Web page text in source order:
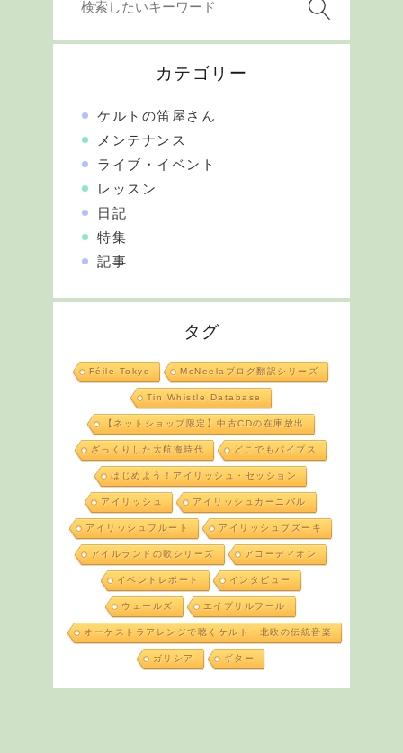
カテゴリー
ケルトの笛屋さん
メンテナンス
ライブ・イベント
レッスン
日記
特集
記事
タグ
Féile Tokyo McNeelaブログ翻訳シリーズ
Tin Whistle Database
【ネットショップ限定】中古CDの在庫放出
ざっくりした大航海時代 どこでもパイプス
はじめよう！アイリッシュ・セッション
アイリッシュ アイリッシュカーニバル
アイリッシュフルート アイリッシュブズーキ
アイルランドの歌シリーズ アコーディオン
イベントレポート インタビュー
ウェールズ エイプリルフール
オーケストラアレンジで聴くケルト・北欧の伝統音楽
ガリシア ギター